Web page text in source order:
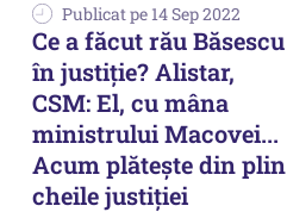
Publicat pe 14 Sep 2022
Ce a făcut rău Băsescu
în justiție? Alistar,
CSM: El, cu mâna
ministrului Macovei...
Acum plătește din plin
cheile justiției